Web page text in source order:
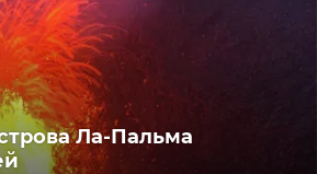
Ла-Пальма